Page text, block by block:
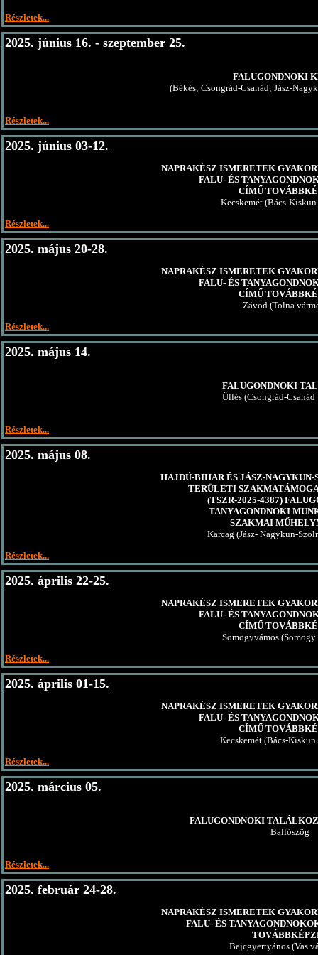
Részletek...
2025. június 16. - szeptember 25.
FALUGONDNOKI
(Békés; Csongrád-Csanád; Jász-
Részletek...
2025. június 03-12.
NAPRAKÉSZ ISMERETEK
FALU- ÉS
CÍMŰ
Kecskemét (Bács-
Részletek...
2025. május 20-28.
NAPRAKÉSZ ISMERETEK
FALU- ÉS
CÍMŰ
Závod (Tolna
Részletek...
2025. május 14.
FALUGONDNOKI
Üllés (Csongrád-Csanád
Részletek...
2025. május 08.
HAJDÚ-BIHAR ÉS JÁSZ-
TERÜLETI
(TSZR-2025-4387)
TANYAGONDNOKI
SZAKMAI
Karcag (Jász- Nagykun-
Részletek...
2025. április 22-25.
NAPRAKÉSZ ISMERETEK
FALU- ÉS
CÍMŰ
Somogyvámos (Somogy
Részletek...
2025. április 01-15.
NAPRAKÉSZ ISMERETEK
FALU- ÉS
CÍMŰ
Kecskemét (Bács-
Részletek...
2025. március 05.
FALUGONDNOKI
Ballószög
Részletek...
2025. február 24-28.
NAPRAKÉSZ ISMERETEK
FALU- ÉS
Bejcgyertyános (Vas